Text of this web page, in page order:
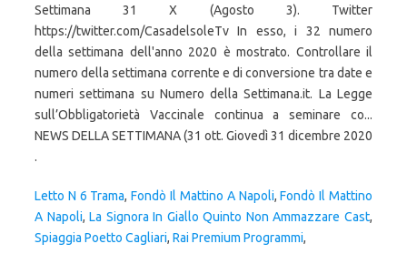
Settimana 31 X (Agosto 3). Twitter
https://twitter.com/CasadelsoleTv In esso, i 32 numero
della settimana dell'anno 2020 è mostrato. Controllare il
numero della settimana corrente e di conversione tra date e
numeri settimana su Numero della Settimana.it. La Legge
sull’Obbligatorietà Vaccinale continua a seminare co...
NEWS DELLA SETTIMANA (31 ott. Giovedì 31 dicembre 2020
.
Letto N 6 Trama,Fondò Il Mattino A Napoli,Fondò Il Mattino
A Napoli,La Signora In Giallo Quinto Non Ammazzare Cast,
Spiaggia Poetto Cagliari, Rai Premium Programmi,